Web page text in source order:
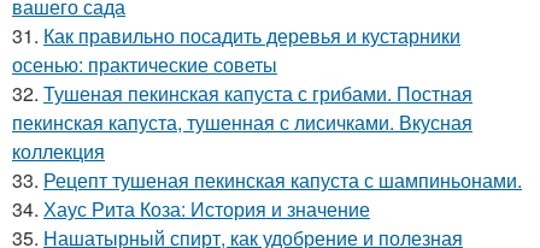
вашего сада
31. Как правильно посадить деревья и кустарники
осенью: практические советы
32. Тушеная пекинская капуста с грибами. Постная
пекинская капуста, тушенная с лисичками. Вкусная
коллекция
33. Рецепт тушеная пекинская капуста с шампиньонами.
34. Хаус Рита Коза: История и значение
35. Нашатырный спирт, как удобрение и полезная